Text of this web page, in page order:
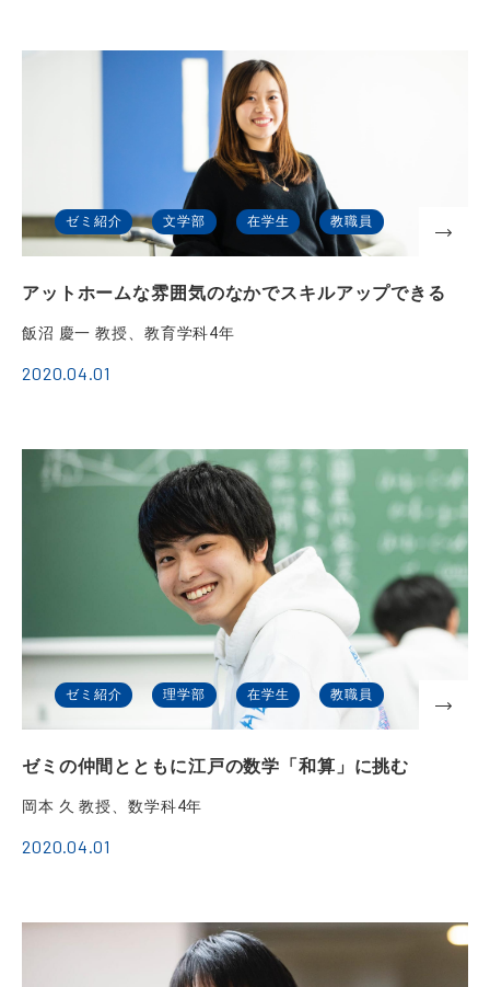
ゼミ紹介 文学部 在学生 教職員
アットホームな雰囲気のなかでスキルアップできる
飯沼 慶一 教授、教育学科4年
2020.04.01
ゼミ紹介 理学部 在学生 教職員
ゼミの仲間とともに江戸の数学「和算」に挑む
岡本 久 教授、数学科4年
2020.04.01